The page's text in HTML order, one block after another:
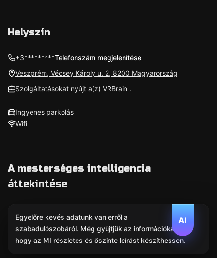
Helyszín
+3*********Telefonszám megjelenítése
Veszprém, Vécsey Károly u. 2, 8200 Magyarország
Szolgáltatásokat nyújt a(z) VRBrain .
Ingyenes parkolás
Wifi
A mesterséges intelligencia
áttekintése
AI
Egyelőre kevés adatunk van erről a
szabadulószobáról. Még gyűjtjük az információkat,
hogy az MI részletes és őszinte leírást készíthessen.